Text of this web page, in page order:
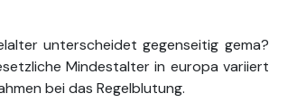
unterscheidet gegenseitig gema?
Mindestalter in europa variiert
bei das Regelblutung.